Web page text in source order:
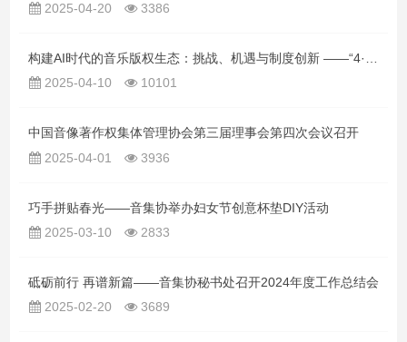
2025-04-20
3386
2025-04-10
10101
中国音像著作权集体管理协会第三届理事会第四次会议召开
2025-04-01
3936
巧手拼贴春光——音集协举办妇女节创意杯垫DIY活动
2025-03-10
2833
砥砺前行 再谱新篇——音集协秘书处召开2024年度工作总结会
2025-02-20
3689